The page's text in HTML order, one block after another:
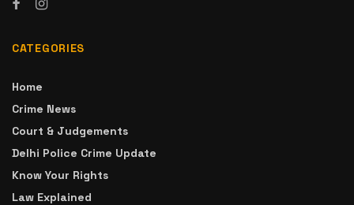
CATEGORIES
Home
Crime News
Court & Judgements
Delhi Police Crime Update
Know Your Rights
Law Explained